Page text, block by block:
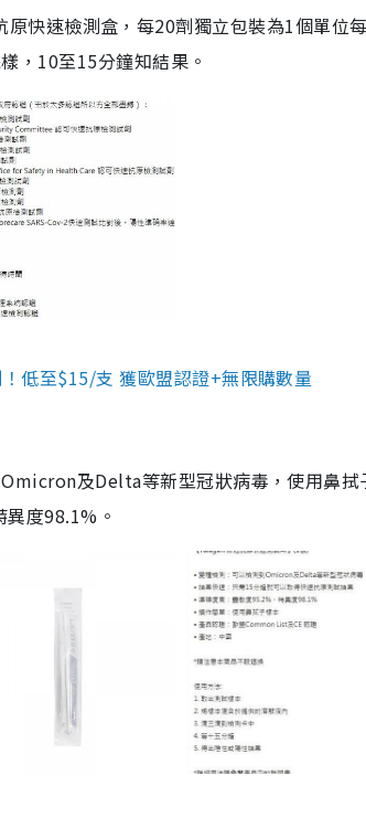
快速檢測盒，每20劑獨立包裝為1個單位
，10至15分鐘知結果。
低至$15/支 獲歐盟認證+無限購數量
及Delta等新型冠狀病毒，使用鼻拭
度98.1%。